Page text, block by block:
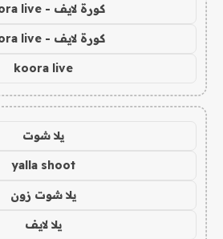
كورة لايف - koora live
كورة لايف - koora live
koora live
يلا شوت
yalla shoot
يلا شوت زون
يلا لايف